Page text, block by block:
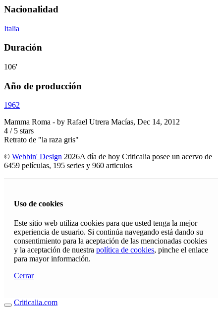
Nacionalidad
Italia
Duración
106'
Año de producción
1962
Mamma Roma - by Rafael Utrera Macías, Dec 14, 2012
4 / 5 stars
Retrato de "la raza gris"
© Webbin' Design 2026A día de hoy Criticalia posee un acervo de
6459 películas, 195 series y 960 articulos
Uso de cookies
Este sitio web utiliza cookies para que usted tenga la mejor
experiencia de usuario. Si continúa navegando está dando su
consentimiento para la aceptación de las mencionadas cookies
y la aceptación de nuestra política de cookies, pinche el enlace
para mayor información.
Cerrar
Criticalia.com